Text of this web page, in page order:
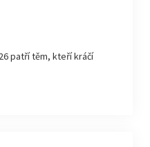
patří těm, kteří kráčí